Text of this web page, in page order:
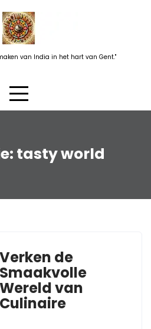
van India in het hart van Gent."
tasty world
Verken de
Smaakvolle
Wereld van
Culinaire